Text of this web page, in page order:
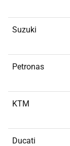
Suzuki
Petronas
KTM
Ducati